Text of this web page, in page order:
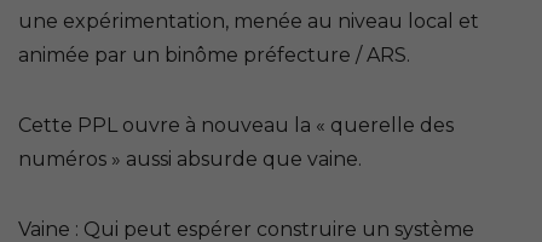
une expérimentation, menée au niveau local et
animée par un binôme préfecture / ARS.
Cette PPL ouvre à nouveau la « querelle des
numéros » aussi absurde que vaine.
Vaine : Qui peut espérer construire un système